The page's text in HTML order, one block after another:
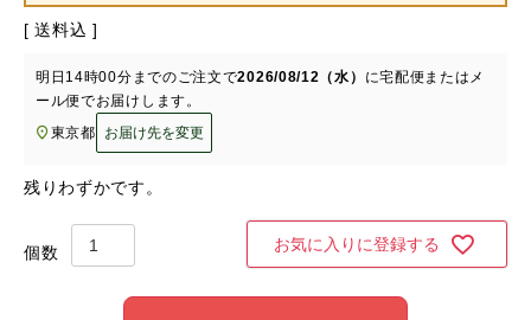
送料込
明日 14時00分 までのご注文で2026/08/12（水） に宅配便またはメ
ール便でお届けします。
東京都
お届け先を変更
残りわずかです。
お気に入りに登録する